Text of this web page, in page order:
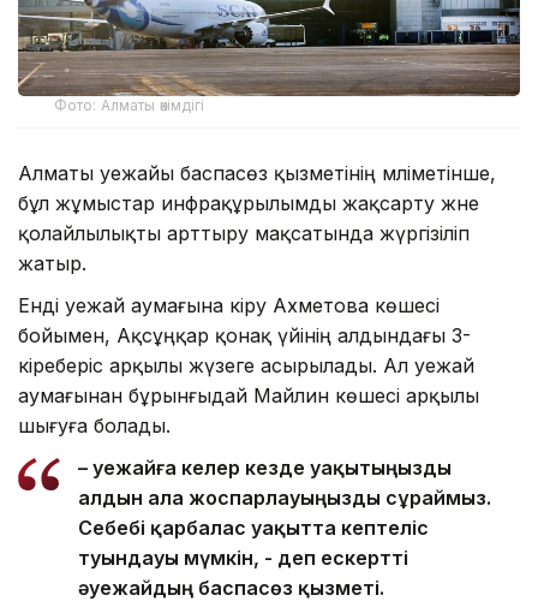
Фото: Алматы әкімдігі
Алматы әуежайы баспасөз қызметінің мәліметінше,
бұл жұмыстар инфрақұрылымды жақсарту және
қолайлылықты арттыру мақсатында жүргізіліп
жатыр.
Енді әуежай аумағына кіру Ахметова көшесі
бойымен, Ақсұңқар қонақ үйінің алдындағы 3-
кіреберіс арқылы жүзеге асырылады. Ал әуежай
аумағынан бұрынғыдай Майлин көшесі арқылы
шығуға болады.
– Әуежайға келер кезде уақытыңызды
алдын ала жоспарлауыңызды сұраймыз.
Себебі қарбалас уақытта кептеліс
туындауы мүмкін, - деп ескертті
әуежайдың баспасөз қызметі.